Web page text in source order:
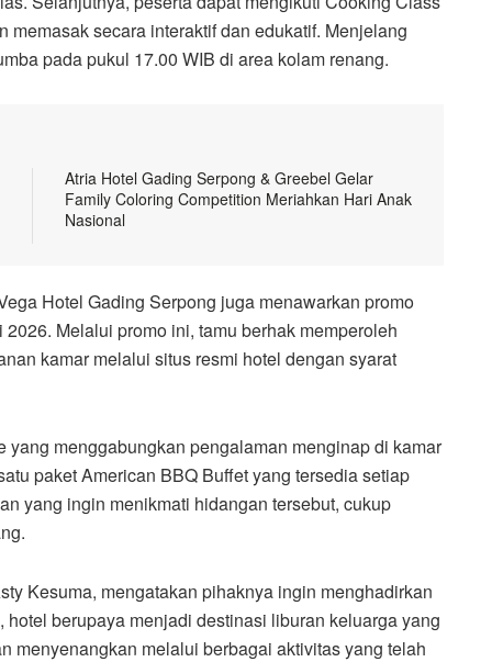
secara interaktif dan edukatif. Menjelang
pada pukul 17.00 WIB di area kolam renang.
Atria Hotel Gading Serpong & Greebel Gelar
Family Coloring Competition Meriahkan Hari Anak
Nasional
Hotel Gading Serpong juga menawarkan promo
Melalui promo ini, tamu berhak memperoleh
kamar melalui situs resmi hotel dengan syarat
menggabungkan pengalaman menginap di kamar
paket American BBQ Buffet yang tersedia setiap
yang ingin menikmati hidangan tersebut, cukup
Kesuma, mengatakan pihaknya ingin menghadirkan
berupaya menjadi destinasi liburan keluarga yang
menyenangkan melalui berbagai aktivitas yang telah